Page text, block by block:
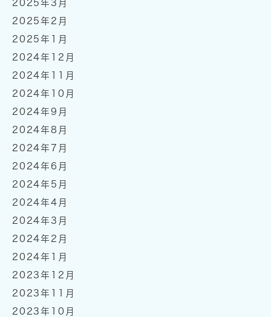
2025年3月
2025年2月
2025年1月
2024年12月
2024年11月
2024年10月
2024年9月
2024年8月
2024年7月
2024年6月
2024年5月
2024年4月
2024年3月
2024年2月
2024年1月
2023年12月
2023年11月
2023年10月